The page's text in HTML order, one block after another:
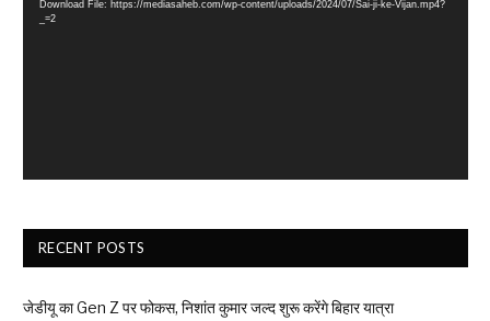
Download File: https://mediasaheb.com/wp-content/uploads/2024/07/Sai-ji-ke-Vijan.mp4?
_=2
RECENT POSTS
जेडीयू का Gen Z पर फोकस, निशांत कुमार जल्द शुरू करेंगे बिहार यात्रा